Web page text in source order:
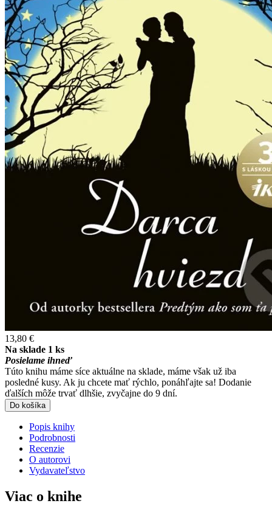
13,80 €
Na sklade 1 ks
Posielame ihneď
Túto knihu máme síce aktuálne na sklade, máme však už iba
posledné kusy. Ak ju chcete mať rýchlo, ponáhľajte sa! Dodanie
ďalších môže trvať dlhšie, zvyčajne do 9 dní.
Do košíka
Popis knihy
Podrobnosti
Recenzie
O autorovi
Vydavateľstvo
Viac o knihe